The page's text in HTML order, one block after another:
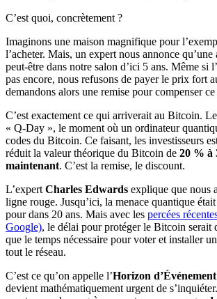
C’est quoi, concrètement ?
Imaginons une maison magnifique pour
l’acheter. Mais, un expert nous annonce qu’une
peut-être dans notre salon d’ici 5 ans. Même si
pas encore, nous refusons de payer le prix fort
demandons alors une remise pour compenser
C’est exactement ce qui arriverait au Bitcoin.
« Q-Day », le moment où un ordinateur
codes du Bitcoin. Ce faisant, les investisseurs
réduit la valeur théorique du Bitcoin de 20 % à
maintenant. C’est la remise, le discount.
L’expert Charles Edwards explique que nous
ligne rouge. Jusqu’ici, la menace quantique
pour dans 20 ans. Mais avec les percées
Google), le délai pour protéger le Bitcoin serait
que le temps nécessaire pour voter et installer
tout le réseau.
C’est ce qu’on appelle l’Horizon d’Événement
devient mathématiquement urgent de